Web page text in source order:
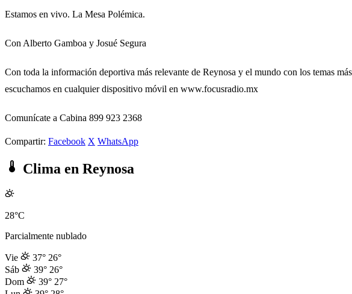
Estamos en vivo. La Mesa Polémica.
Con Alberto Gamboa y Josué Segura
Con toda la información deportiva más relevante de Reynosa y el mundo con los temas
escuchamos en cualquier dispositivo móvil en www.focusradio.mx
Comunícate a Cabina 899 923 2368
Compartir: Facebook X WhatsApp
Clima en Reynosa
28°C
Parcialmente nublado
Vie 37° 26°
Sáb
39° 26°
Dom
39° 27°